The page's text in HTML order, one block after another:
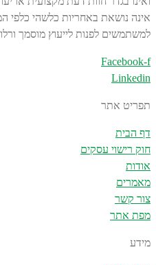
אינה נושאת באחריות כלשהי כלפי
למשתמשים לפנות לייעוץ מוסמך
Facebook-f
Linkedin
תפריט אתר
דף הבית
חוק רישוי עסקים
אודות
מאמרים
צור קשר
מפת אתר
מידע